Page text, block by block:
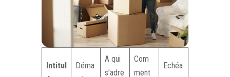
Intitul
Déma
A qui
s’adre
Com
ment
Echéa